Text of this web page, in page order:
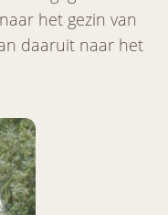
het gezin van
daaruit naar het